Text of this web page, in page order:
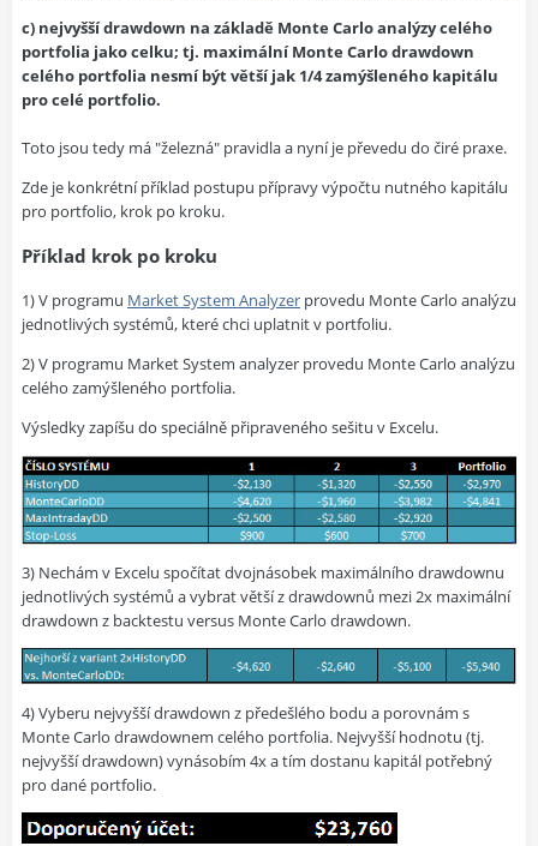
c) nejvyšší drawdown na základě Monte Carlo analýzy celého
portfolia jako celku; tj. maximální Monte Carlo drawdown
celého portfolia nesmí být větší jak 1/4 zamýšleného kapitálu
pro celé portfolio.
Toto jsou tedy má "železná" pravidla a nyní je převedu do čiré praxe.
Zde je konkrétní příklad postupu přípravy výpočtu nutného kapitálu
pro portfolio, krok po kroku.
Příklad krok po kroku
1) V programu Market System Analyzer provedu Monte Carlo analýzu
jednotlivých systémů, které chci uplatnit v portfoliu.
2) V programu Market System analyzer provedu Monte Carlo analýzu
celého zamýšleného portfolia.
Výsledky zapíšu do speciálně připraveného sešitu v Excelu.
3) Nechám v Excelu spočítat dvojnásobek maximálního drawdownu
jednotlivých systémů a vybrat větší z drawdownů mezi 2x maximální
drawdown z backtestu versus Monte Carlo drawdown.
4) Vyberu nejvyšší drawdown z předešlého bodu a porovnám s
Monte Carlo drawdownem celého portfolia. Nejvyšší hodnotu (tj.
nejvyšší drawdown) vynásobím 4x a tím dostanu kapitál potřebný
pro dané portfolio.